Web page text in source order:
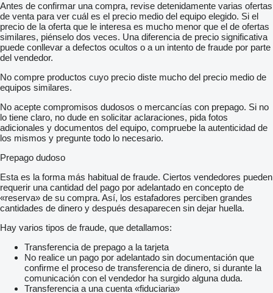
Antes de confirmar una compra, revise detenidamente varias ofertas
de venta para ver cuál es el precio medio del equipo elegido. Si el
precio de la oferta que le interesa es mucho menor que el de ofertas
similares, piénselo dos veces. Una diferencia de precio significativa
puede conllevar a defectos ocultos o a un intento de fraude por parte
del vendedor.
No compre productos cuyo precio diste mucho del precio medio de
equipos similares.
No acepte compromisos dudosos o mercancías con prepago. Si no
lo tiene claro, no dude en solicitar aclaraciones, pida fotos
adicionales y documentos del equipo, compruebe la autenticidad de
los mismos y pregunte todo lo necesario.
Prepago dudoso
Esta es la forma más habitual de fraude. Ciertos vendedores pueden
requerir una cantidad del pago por adelantado en concepto de
«reserva» de su compra. Así, los estafadores perciben grandes
cantidades de dinero y después desaparecen sin dejar huella.
Hay varios tipos de fraude, que detallamos:
Transferencia de prepago a la tarjeta
No realice un pago por adelantado sin documentación que
confirme el proceso de transferencia de dinero, si durante la
comunicación con el vendedor ha surgido alguna duda.
Transferencia a una cuenta «fiduciaria»